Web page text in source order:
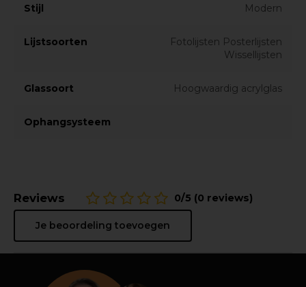
Stijl Modern
Lijstsoorten
Fotolijsten Posterlijsten
Wissellijsten
Glassoort Hoogwaardig acrylglas
Ophangsysteem
Reviews 0/5 (0 reviews)
Je beoordeling toevoegen